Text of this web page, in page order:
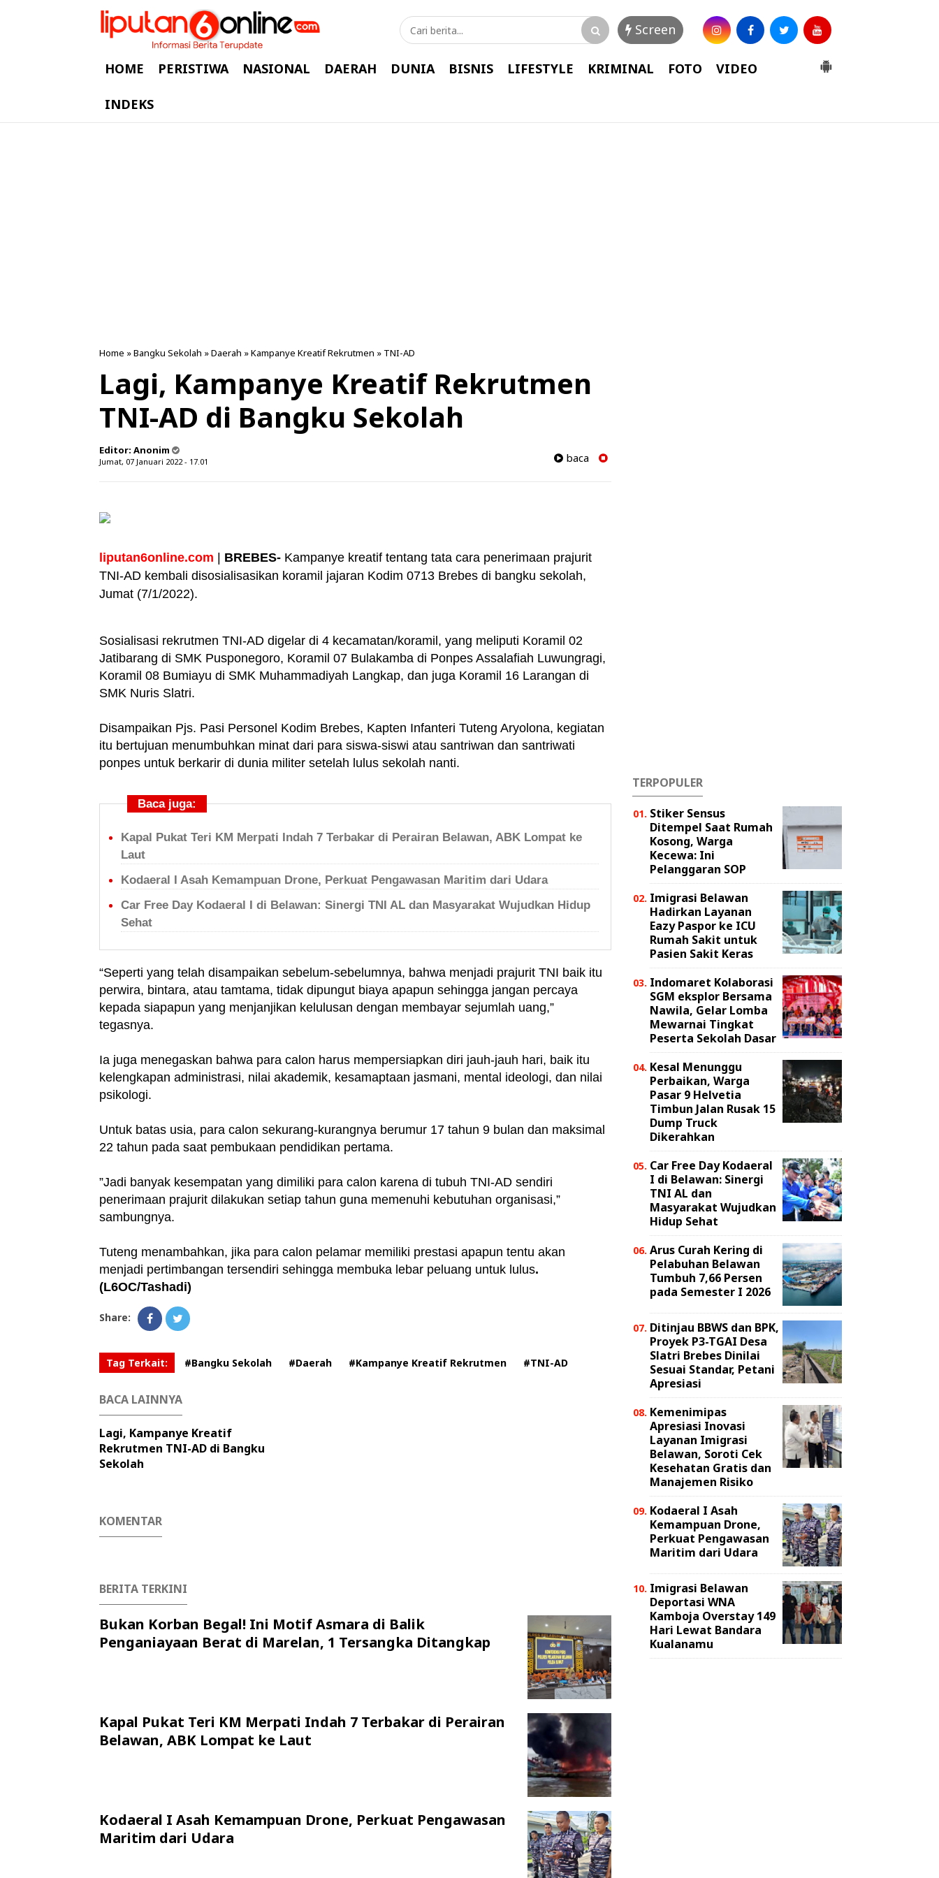
Screen
HOME PERISTIWA NASIONAL DAERAH DUNIA BISNIS LIFESTYLE KRIMINAL FOTO VIDEO
INDEKS
Home »Bangku Sekolah »Daerah »Kampanye Kreatif Rekrutmen » TNI-AD
Lagi, Kampanye Kreatif Rekrutmen
TNI-AD di Bangku Sekolah
Editor: Anonim
Jumat, 07 Januari 2022 - 17.01 baca
liputan6online.com BREBES- Kampanye kreatif tentang tata cara penerimaan prajurit
TNI-AD kembali disosialisasikan koramil jajaran Kodim 0713 Brebes di bangku sekolah,
Jumat (7/1/2022).
Sosialisasi rekrutmen TNI-AD digelar di 4 kecamatan/koramil, yang meliputi Koramil 02
Jatibarang di SMK Pusponegoro, Koramil 07 Bulakamba di Ponpes Assalafiah Luwungragi,
Koramil 08 Bumiayu di SMK Muhammadiyah Langkap, dan juga Koramil 16 Larangan di
SMK Nuris Slatri.
Disampaikan Pjs. Pasi Personel Kodim Brebes, Kapten Infanteri Tuteng Aryolona, kegiatan
itu bertujuan menumbuhkan minat dari para siswa-siswi atau santriwan dan santriwati
ponpes untuk berkarir di dunia militer setelah lulus sekolah nanti.
Baca juga:
Kapal Pukat Teri KM Merpati Indah 7 Terbakar di Perairan Belawan, ABK Lompat ke
Laut
Kodaeral I Asah Kemampuan Drone, Perkuat Pengawasan Maritim dari Udara
Car Free Day Kodaeral I di Belawan: Sinergi TNI AL dan Masyarakat Wujudkan Hidup
Sehat
“Seperti yang telah disampaikan sebelum-sebelumnya, bahwa menjadi prajurit TNI baik itu
perwira, bintara, atau tamtama, tidak dipungut biaya apapun sehingga jangan percaya
kepada siapapun yang menjanjikan kelulusan dengan membayar sejumlah uang,”
tegasnya.
Ia juga menegaskan bahwa para calon harus mempersiapkan diri jauh-jauh hari, baik itu
kelengkapan administrasi, nilai akademik, kesamaptaan jasmani, mental ideologi, dan nilai
psikologi.
Untuk batas usia, para calon sekurang-kurangnya berumur 17 tahun 9 bulan dan maksimal
22 tahun pada saat pembukaan pendidikan pertama.
”Jadi banyak kesempatan yang dimiliki para calon karena di tubuh TNI-AD sendiri
penerimaan prajurit dilakukan setiap tahun guna memenuhi kebutuhan organisasi,”
sambungnya.
Tuteng menambahkan, jika para calon pelamar memiliki prestasi apapun tentu akan
menjadi pertimbangan tersendiri sehingga membuka lebar peluang untuk lulus.
(L6OC/Tashadi)
Share:
Tag Terkait: #Bangku Sekolah #Daerah #Kampanye Kreatif Rekrutmen #TNI-AD
BACA LAINNYA
Lagi, Kampanye Kreatif
Rekrutmen TNI-AD di Bangku
Sekolah
KOMENTAR
BERITA TERKINI
Bukan Korban Begal! Ini Motif Asmara di Balik
Penganiayaan Berat di Marelan, 1 Tersangka Ditangkap
Kapal Pukat Teri KM Merpati Indah 7 Terbakar di Perairan
Belawan, ABK Lompat ke Laut
Kodaeral I Asah Kemampuan Drone, Perkuat Pengawasan
Maritim dari Udara
TERPOPULER
Stiker Sensus
Ditempel Saat Rumah
Kosong, Warga
Kecewa: Ini
Pelanggaran SOP
Imigrasi Belawan
Hadirkan Layanan
Eazy Paspor ke ICU
Rumah Sakit untuk
Pasien Sakit Keras
Indomaret Kolaborasi
SGM eksplor Bersama
Nawila, Gelar Lomba
Mewarnai Tingkat
Peserta Sekolah Dasar
Kesal Menunggu
Perbaikan, Warga
Pasar 9 Helvetia
Timbun Jalan Rusak 15
Dump Truck
Dikerahkan
Car Free Day Kodaeral
I di Belawan: Sinergi
TNI AL dan
Masyarakat Wujudkan
Hidup Sehat
Arus Curah Kering di
Pelabuhan Belawan
Tumbuh 7,66 Persen
pada Semester I 2026
Ditinjau BBWS dan BPK,
Proyek P3-TGAI Desa
Slatri Brebes Dinilai
Sesuai Standar, Petani
Apresiasi
Kemenimipas
Apresiasi Inovasi
Layanan Imigrasi
Belawan, Soroti Cek
Kesehatan Gratis dan
Manajemen Risiko
Kodaeral I Asah
Kemampuan Drone,
Perkuat Pengawasan
Maritim dari Udara
Imigrasi Belawan
Deportasi WNA
Kamboja Overstay 149
Hari Lewat Bandara
Kualanamu